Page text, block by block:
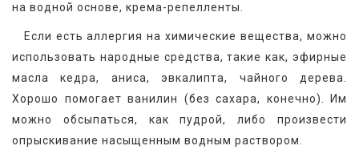
на водной основе, крема-репелленты.
Если есть аллергия на химические вещества, можно
использовать народные средства, такие как, эфирные
масла кедра, аниса, эвкалипта, чайного дерева.
Хорошо помогает ванилин (без сахара, конечно). Им
можно обсыпаться, как пудрой, либо произвести
опрыскивание насыщенным водным раствором.